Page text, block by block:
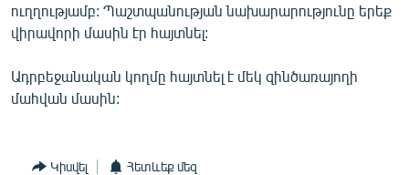
ՀԵՏԵՎԵՔ ՄԵԶ
ուղղությամբ: Պաշտպանության նախարարությունը երեք
վիրավորի մասին էր հայտնել:
Ադրբեջանական կողմը հայտնել է մեկ զինծառայողի
մահվան մասին:
Կիսվել Հետևեք մեզ